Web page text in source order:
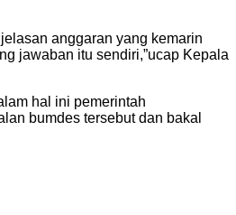
anggaran yang kemarin
jawaban itu sendiri,”ucap Kepala
hal ini pemerintah
bumdes tersebut dan bakal